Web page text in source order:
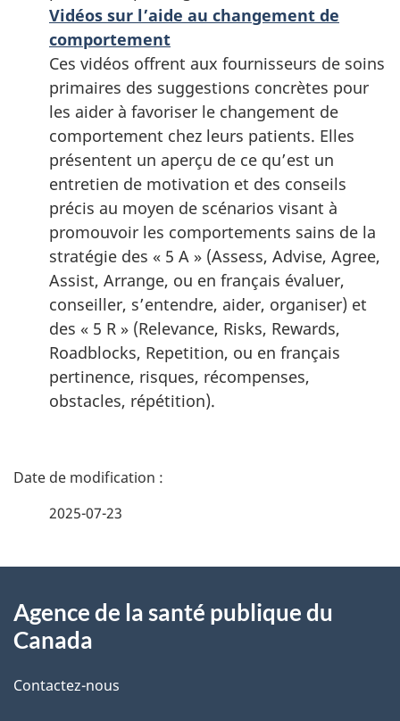
Vidéos sur l’aide au changement de
comportement
Ces vidéos offrent aux fournisseurs de soins
primaires des suggestions concrètes pour
les aider à favoriser le changement de
comportement chez leurs patients. Elles
présentent un aperçu de ce qu’est un
entretien de motivation et des conseils
précis au moyen de scénarios visant à
promouvoir les comportements sains de la
stratégie des « 5 A » (Assess, Advise, Agree,
Assist, Arrange, ou en français évaluer,
conseiller, s’entendre, aider, organiser) et
des « 5 R » (Relevance, Risks, Rewards,
Roadblocks, Repetition, ou en français
pertinence, risques, récompenses,
obstacles, répétition).
D
i
s
2025-07-23
propos
de
ce
Agence de la santé publique du
Canada
Contactez-nous